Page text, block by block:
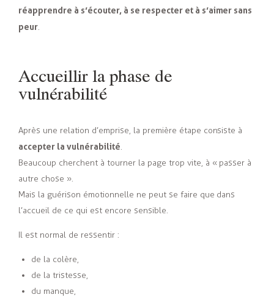
réapprendre à s’écouter, à se respecter et à s’aimer sans
peur.
Accueillir la phase de
vulnérabilité
Après une relation d’emprise, la première étape consiste à
accepter la vulnérabilité.
Beaucoup cherchent à tourner la page trop vite, à « passer à
autre chose ».
Mais la guérison émotionnelle ne peut se faire que dans
l’accueil de ce qui est encore sensible.
Il est normal de ressentir :
de la colère,
de la tristesse,
du manque,